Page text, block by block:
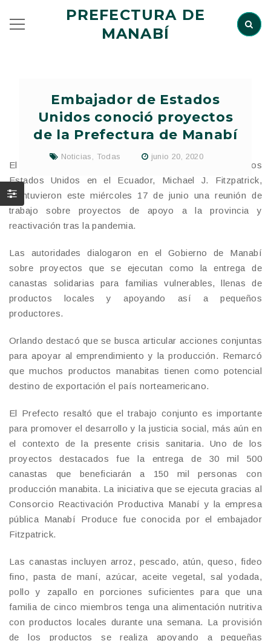
PREFECTURA DE
MANABÍ
Embajador de Estados
Unidos conoció proyectos
de la Prefectura de Manabí
Noticias Todas junio 20, 2020
El prefecto Leonardo Orlando y el embajador de los
Estados Unidos en el Ecuador, Michael J. Fitzpatrick,
mantuvieron este miércoles 17 de junio una reunión de
trabajo sobre proyectos de apoyo a la provincia y
reactivación tras la pandemia.
Las autoridades dialogaron en el Gobierno de Manabí
sobre proyectos que se ejecutan como la entrega de
canastas solidarias para familias vulnerables, llenas de
productos locales y apoyando así a pequeños
productores.
Orlando destacó que se busca articular acciones conjuntas
para apoyar al emprendimiento y la producción. Remarcó
que muchos productos manabitas tienen como potencial
destino de exportación el país norteamericano.
El Prefecto resaltó que el trabajo conjunto es importante
para promover el desarrollo y la justicia social, más aún en
el contexto de la presente crisis sanitaria. Uno de los
proyectos destacados fue la entrega de 30 mil 500
canastas que beneficiarán a 150 mil personas con
producción manabita. La iniciativa que se ejecuta gracias al
Consorcio Reactivación Productiva Manabí y la empresa
pública Manabí Produce fue conocida por el embajador
Fitzpatrick.
Las canastas incluyen arroz, pescado, atún, queso, fideo
fino, pasta de maní, azúcar, aceite vegetal, sal yodada,
pollo y zapallo en porciones suficientes para que una
familia de cinco miembros tenga una alimentación nutritiva
con productos locales durante una semana. La provisión
de los productos se realiza apoyando a pequeñas